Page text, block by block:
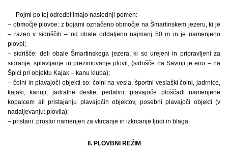
Pojmi po tej odredbi imajo naslednji pomen:
– območje plovbe: z bojami označeno območje na Šmartinskem jezeru, ki je
– razen v sidriščih – od obale oddaljeno najmanj 50 m in je namenjeno
plovbi;
– sidrišče: deli obale Šmartinskega jezera, ki so urejeni in pripravljeni za
sidranje, splavljanje in prezimovanje plovil, (sidrišče na Savinji je eno – na
Špici pri objektu Kajak – kanu kluba);
– čolni in plavajoči objekti so: čolni na vesla, športni veslaški čolni, jadrnice,
kajaki, kanuji, jadralne deske, pedalini, plavajoče ploščadi namenjene
kopalcem ali pristajanju plavajočih objektov, posebni plavajoči objekti (v
nadaljevanju: plovila);
– pristani: prostor namenjen za vkrcanje in izkrcanje ljudi in blaga.
II. PLOVBNI REŽIM